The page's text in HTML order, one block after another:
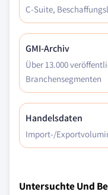
C-Suite,
GMI-Archiv
Über 13.000
Branchensegmenten
Handelsdaten
Import-/
Untersuchte Und